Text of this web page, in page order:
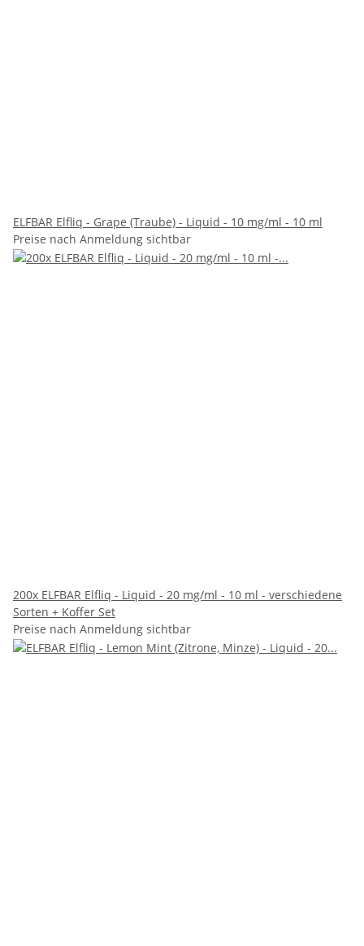
ELFBAR Elfliq - Grape (Traube) - Liquid - 10 mg/ml - 10 ml
Preise nach Anmeldung sichtbar
200x ELFBAR Elfliq - Liquid - 20 mg/ml - 10 ml - verschiedene
Sorten + Koffer Set
Preise nach Anmeldung sichtbar